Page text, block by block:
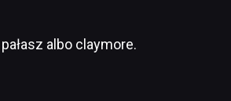
albo claymore.